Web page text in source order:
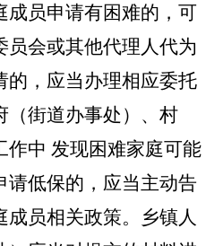
成员申请有困难的，可
员会或其他代理人代为
的，应当办理相应委托
（街道办事处）、村
作中 发现困难家庭可能
请低保的，应当主动告
成员相关政策。乡镇人